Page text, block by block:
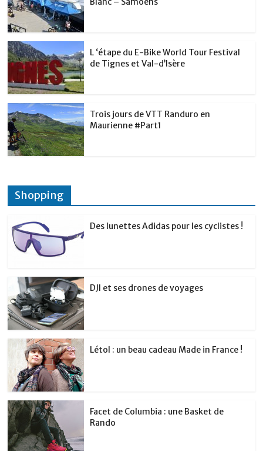
L ‘étape du E-Bike World Tour Festival
de Tignes et Val-d’Isère
Trois jours de VTT Randuro en
Maurienne #Part1
Shopping
Des lunettes Adidas pour les cyclistes !
DJI et ses drones de voyages
Létol : un beau cadeau Made in France !
Facet de Columbia : une Basket de
Rando